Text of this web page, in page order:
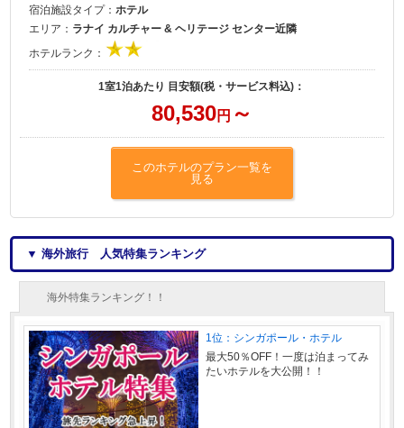
宿泊施設タイプ：ホテル
エリア： ラナイ カルチャー & ヘリテージ センター近隣
ホテルランク：
1室1泊あたり 目安額(税・サービス料込)：
80,530円 ～
このホテルのプラン一覧を
見る
▼ 海外旅行 人気特集ランキング
海外特集ランキング！！
1位：シンガポール・ホテル
最大50％OFF！一度は泊まってみ
たいホテルを大公開！！